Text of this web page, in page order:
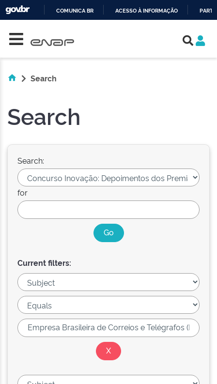
COMUNICA BR ACESSO À INFORMAÇÃO
Search
Search
Search:
for
Current filters: